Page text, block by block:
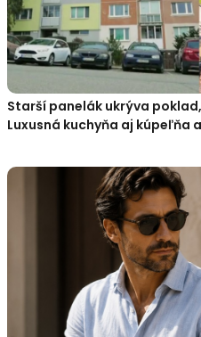
Starší panelák ukrýva
Luxusná kuchyňa aj kúpeľňa